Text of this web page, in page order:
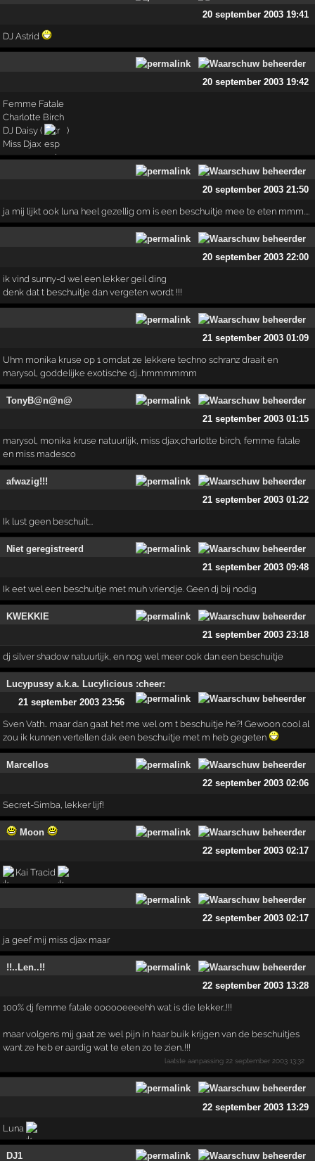
20 september 2003 19:41
DJ Astrid
20 september 2003 19:42
Femme Fatale
Charlotte Birch
DJ Daisy (
)
Miss Djax
20 september 2003 21:50
ja mij lijkt ook luna heel gezellig om is een beschuitje mee te eten mmm....
20 september 2003 22:00
ik vind sunny-d wel een lekker geil ding
denk dat t beschuitje dan vergeten wordt !!!
21 september 2003 01:09
Uhm monika kruse op 1 omdat ze lekkere techno schranz draait en
marysol, goddelijke exotische dj...hmmmmmm
TonyB@n@n@
21 september 2003 01:15
marysol, monika kruse natuurlijk, miss djax,charlotte birch, femme fatale
en miss madesco
afwazig!!!
21 september 2003 01:22
Ik lust geen beschuit...
Niet geregistreerd
21 september 2003 09:48
Ik eet wel een beschuitje met muh vriendje. Geen dj bij nodig
KWEKKIE
21 september 2003 23:18
dj silver shadow natuurlijk, en nog wel meer ook dan een beschuitje
Lucypussy a.k.a. Lucylicious :cheer:
21 september 2003 23:56
Sven Vath.. maar dan gaat het me wel om t beschuitje he?! Gewoon cool al
zou ik kunnen vertellen dak een beschuitje met m heb gegeten
Marcellos
22 september 2003 02:06
Secret-Simba, lekker lijf!
Moon
22 september 2003 02:17
Kai Tracid
22 september 2003 02:17
ja geef mij miss djax maar
!!..Len..!!
22 september 2003 13:28
100% dj femme fatale oooooeeeehh wat is die lekker..!!!
maar volgens mij gaat ze wel pijn in haar buik krijgen van de beschuitjes
want ze heb er aardig wat te eten zo te zien..!!!
laatste aanpassing 22 september 2003 13:32
22 september 2003 13:29
Luna
DJ1